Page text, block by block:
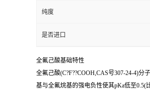
纯度
是否进口
全氟己酸基础特性
全氟己酸(C?F??COOH,CAS号307-24-4)
基与全氟烷基的强电负性使其pKa低至0.5(